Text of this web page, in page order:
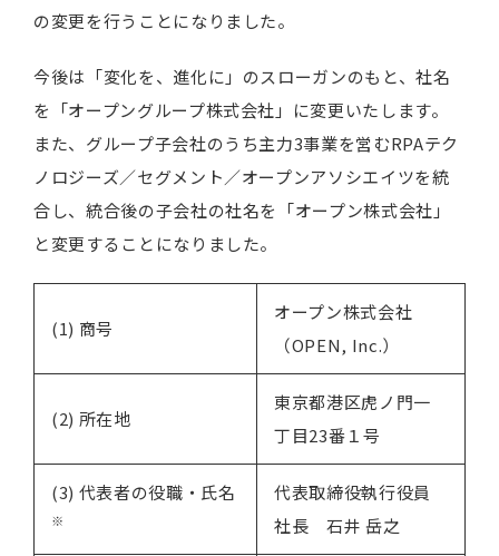
の変更を行うことになりました。
今後は「変化を、進化に」のスローガンのもと、社名
を「オープングループ株式会社」に変更いたします。
また、グループ子会社のうち主力3事業を営むRPAテク
ノロジーズ／セグメント／オープンアソシエイツを統
合し、統合後の子会社の社名を「オープン株式会社」
と変更することになりました。
(1) 商号
オープン株式会社
（OPEN, Inc.）
(2) 所在地
東京都港区虎ノ門一
丁目23番１号
(3) 代表者の役職・氏名
※
代表取締役執行役員
社長 石井 岳之